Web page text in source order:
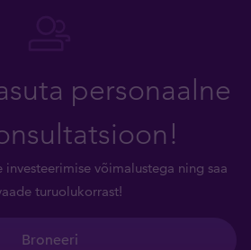
personaalne
investeerimise võimalustega ning saa
turuolukorrast!
Broneeri